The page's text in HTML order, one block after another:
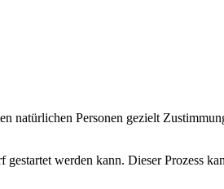
natürlichen Personen gezielt
werden kann. Dieser Prozess